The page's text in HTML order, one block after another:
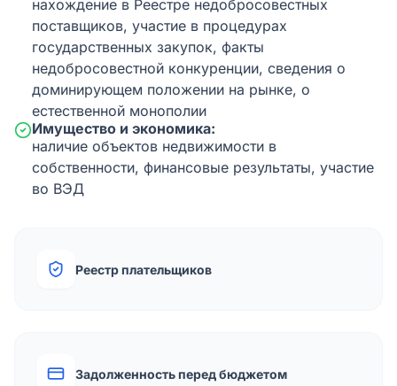
нахождение в Реестре недобросовестных
поставщиков, участие в процедурах
государственных закупок, факты
недобросовестной конкуренции, сведения о
доминирующем положении на рынке, о
естественной монополии
Имущество и экономика:
наличие объектов недвижимости в
собственности, финансовые результаты, участие
во ВЭД
Реестр плательщиков
Задолженность перед бюджетом